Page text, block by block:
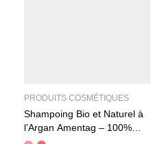
PRODUITS COSMÉTIQUES
Shampoing Bio et Naturel à
l’Argan Amentag – 100%
Naturel et Efficace